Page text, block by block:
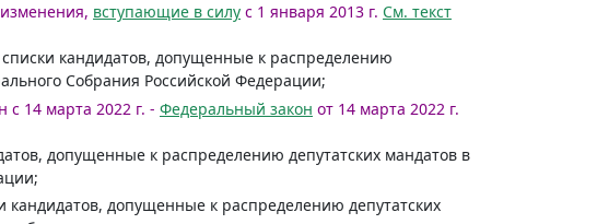
вступающие в силу с 1 января 2013 г. См. текст
кандидатов, допущенные к распределению
Собрания Российской Федерации;
с 14 марта 2022 г. - Федеральный закон от 14 марта 2022 г.
допущенные к распределению депутатских мандатов в
допущенные к распределению депутатских